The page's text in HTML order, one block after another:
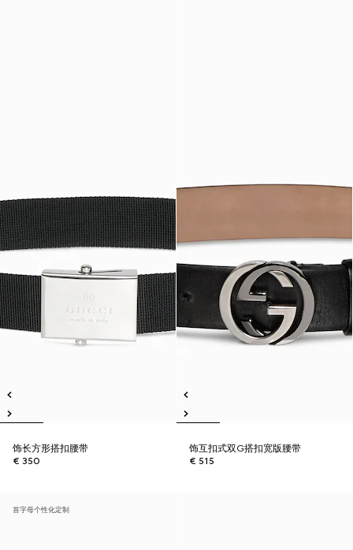
饰长方形搭扣腰带
€ 350
饰互扣式双G搭扣宽版腰带
€ 515
首字母个性化定制